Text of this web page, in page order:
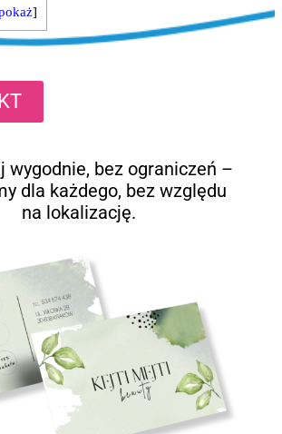
]
wygodnie, bez ograniczeń –
dla każdego, bez względu
na lokalizację.